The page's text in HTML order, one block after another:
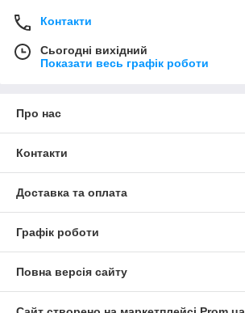
Контакти
Сьогодні вихідний
Показати весь графік роботи
Про нас
Контакти
Доставка та оплата
Графік роботи
Повна версія сайту